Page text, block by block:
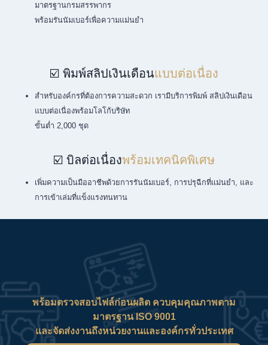
มาตรฐานกรมสรรพากร
พร้อมรันนัมเบอร์เพื่อความแม่นยำ
☑️ พิมพ์สลิปเงินเดือนแบบต่อเนื่อง
สำหรับองค์กรที่ต้องการความสะดวก เรามีบริการพิมพ์ สลิปเงินเดือน
แบบต่อเนื่องพร้อมโลโก้บริษัท
ขั้นต่ำ 2,000 ชุด
☑️ บิลต่อเนื่องพร้อมเทคนิคพิเศษ
เพิ่มความเป็นมืออาชีพด้วยการรันนัมเบอร์, การปรุฉีกที่แม่นยำ, และ
การเข้าเล่มที่แข็งแรงทนทาน
พร้อมตรวจสอบไฟล์ก่อนผลิต ควบคุมคุณภาพตาม
มาตรฐาน ISO 9001
และจัดส่งงานถึงหน่วยงานและองค์กรทั่วประเทศ